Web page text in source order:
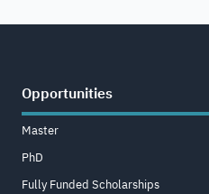
Opportunities
Master
PhD
Fully Funded Scholarships